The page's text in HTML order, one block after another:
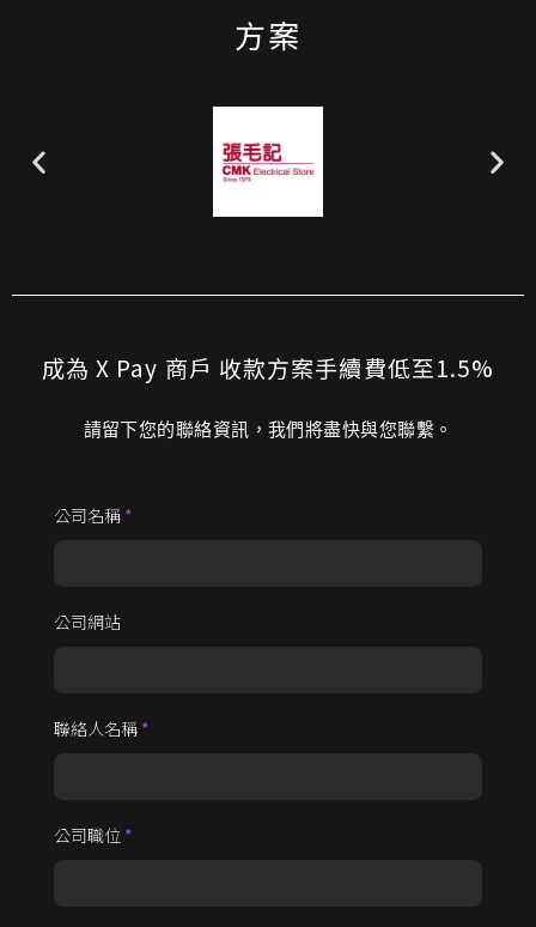
方案
成為 X Pay 商戶 收款方案手續費低至1.5%
請留下您的聯絡資訊，我們將盡快與您聯繫。
公司名稱 *
公司網站
聯絡人名稱 *
公司職位 *